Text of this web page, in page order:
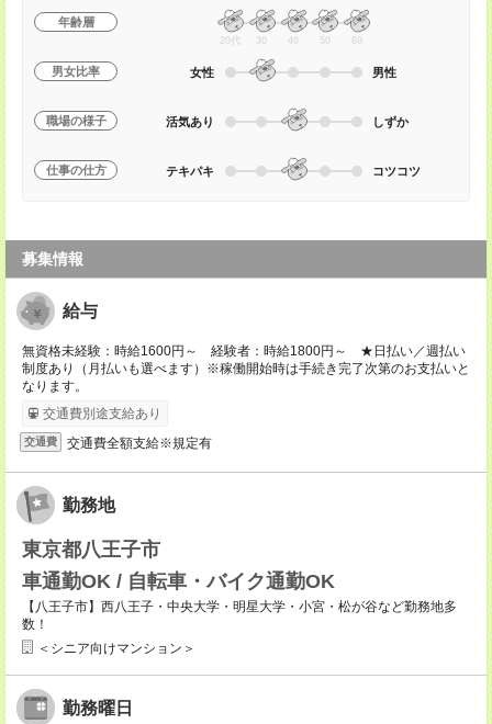
年齢層
20代 30 40 50 60
男女比率 女性 男性
職場の様子 活気あり しずか
仕事の仕方 テキパキ コツコツ
募集情報
給与
無資格未経験：時給1600円～ 経験者：時給1800円～ ★日払い／週払い
制度あり（月払いも選べます）※稼働開始時は手続き完了次第のお支払いと
なります。
交通費別途支給あり
交通費 交通費全額支給※規定有
勤務地
東京都八王子市
車通勤OK / 自転車・バイク通勤OK
【八王子市】西八王子・中央大学・明星大学・小宮・松が谷など勤務地多
数！
＜シニア向けマンション＞
勤務曜日